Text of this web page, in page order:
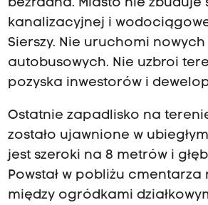
bezradna. Miasto nie zbuduje
kanalizacyjnej i
Sierszy. Nie uruchomi
autobusowych. Nie uzbroi
pozyska inwestorów i
Ostatnie zapadlisko na
zostało ujawnione w
jest szeroki na 8 metrów i
Powstał w pobliżu cmentarza
między ogródkami